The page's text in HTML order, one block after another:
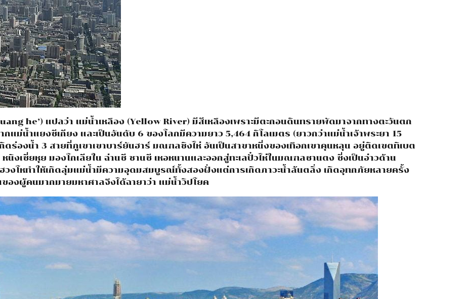
he’) แปลว่า แม่น้ำเหลือง (Yellow River) มีสีเหลืองเพราะมีตะกอนดินทรายพัดมาจากทางตะวันตก
แม่น้ำแยงซีเกียง และเป็นอันดับ 6 ของโลกมีความยาว 5,464 กิโลเมตร (ยาวกว่าแม่น้ำเจ้าพระยา 15
กิดร่องน้ำ 3 สายที่ภูเขาเขาบาร์ยันฮาร์ มณฑลชิงไห่ อันเป็นสาขาหนี่งของเทือกเขาคุนหลุน อยู่ติดเขตทิเบต
งเซี่ยหุย มองโกเลียใน ฉ่านซี ชานซี เหอหนานและออกสู่ทะเลปั๋วไห่ในมณฑลซานตง ซี่งเป็นอ่าวด้าน
ฮวงโหทำให้เกิดลุ่มแม่น้ำมีความอุดมสมบูรณ์ทั้งสองฝั่งแต่การเกิดภาวะน้ำล้นตลิ่ง เกิดอุทกภัยหลายครั้ง
องผู้คนมากมายมหาศาลจึงได้ฉายาว่า แม่น้ำวิปโยค